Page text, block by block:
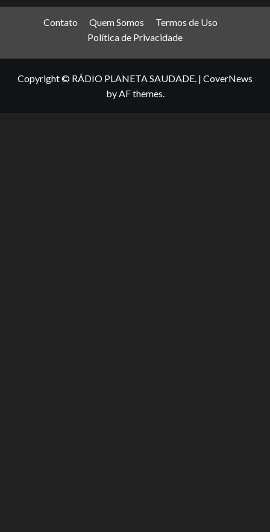
Contato Quem Somos
Termos de Uso
Política de Privacidade
Copyright © RÁDIO PLANETA SAUDADE. | CoverNews
by AF themes.